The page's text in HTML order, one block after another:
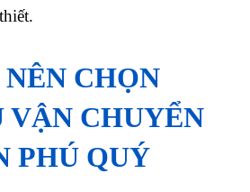
CHỌN
VẬN CHUYỂN
PHÚ QUÝ